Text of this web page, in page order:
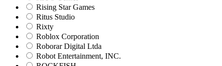
Rising Star Games
Ritus Studio
Rixty
Roblox Corporation
Roborar Digital Ltda
Robot Entertainment, INC.